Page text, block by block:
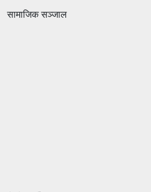
सामाजिक सञ्जाल